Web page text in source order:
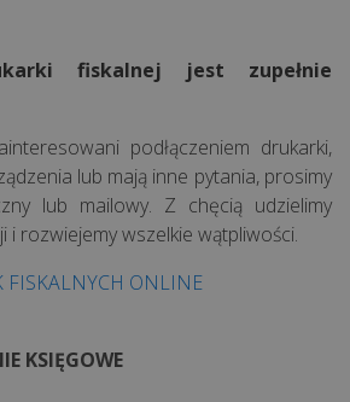
fiskalnej jest zupełnie
podłączeniem drukarki,
lub mają inne pytania, prosimy
lub mailowy. Z chęcią udzielimy
i rozwiejemy wszelkie wątpliwości.
FISKALNYCH ONLINE
KSIĘGOWE